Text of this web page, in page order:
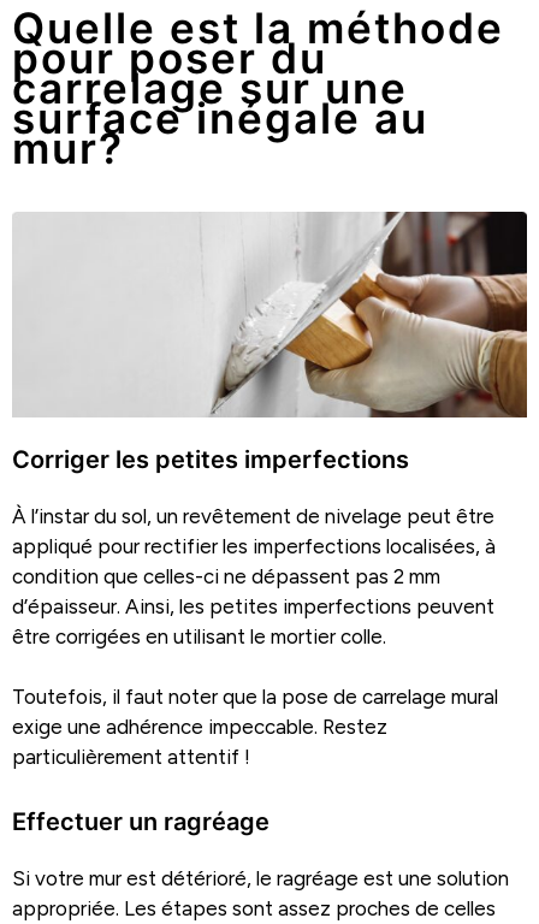
Quelle est la méthode
pour poser du
carrelage sur une
surface inégale au
mur?
Corriger les petites imperfections
À l’instar du sol, un revêtement de nivelage peut être
appliqué pour rectifier les imperfections localisées, à
condition que celles-ci ne dépassent pas 2 mm
d’épaisseur. Ainsi, les petites imperfections peuvent
être corrigées en utilisant le mortier colle.
Toutefois, il faut noter que la pose de carrelage mural
exige une adhérence impeccable. Restez
particulièrement attentif !
Effectuer un ragréage
Si votre mur est détérioré, le ragréage est une solution
appropriée. Les étapes sont assez proches de celles